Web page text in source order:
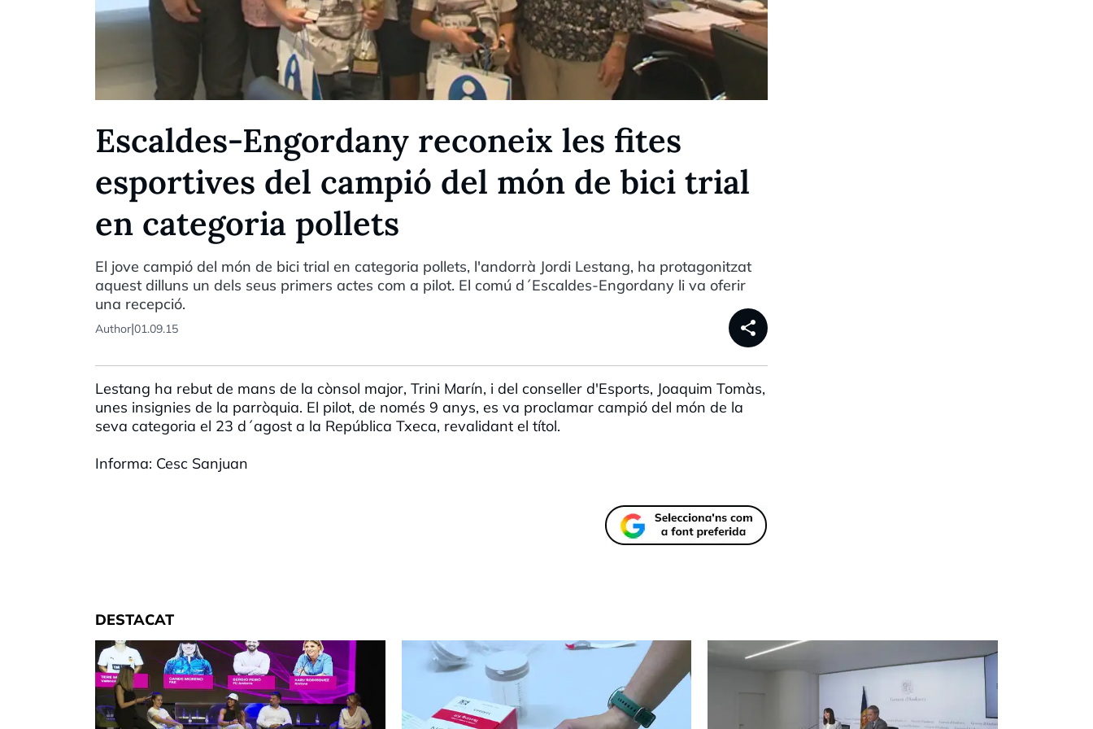
Escaldes-Engordany reconeix les fites
esportives del campió del món de bici trial
en categoria pollets
El jove campió del món de bici trial en categoria pollets, l'andorrà Jordi Lestang, ha protagonitzat
aquest dilluns un dels seus primers actes com a pilot. El comú d´Escaldes-Engordany li va oferir
una recepció.
Author|01.09.15 share
Lestang ha rebut de mans de la cònsol major, Trini Marín, i del conseller d'Esports, Joaquim Tomàs,
unes insignies de la parròquia. El pilot, de només 9 anys, es va proclamar campió del món de la
seva categoria el 23 d´agost a la República Txeca, revalidant el títol.
Informa: Cesc Sanjuan
DESTACAT